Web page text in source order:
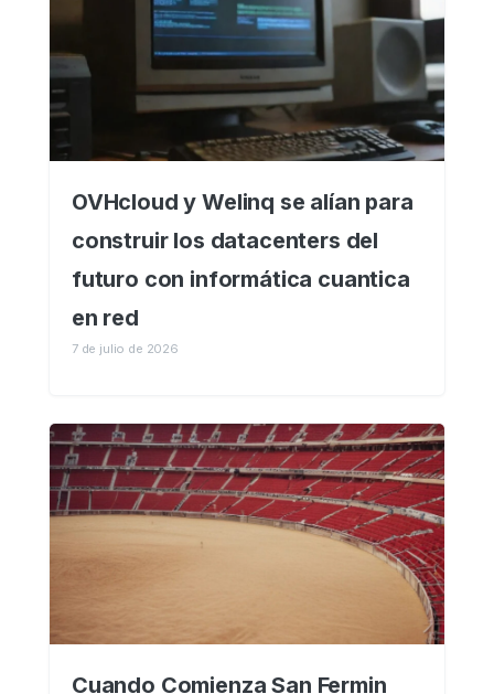
OVHcloud y Welinq se alían para
construir los datacenters del
futuro con informática cuantica
en red
7 de julio de 2026
Cuando Comienza San Fermin